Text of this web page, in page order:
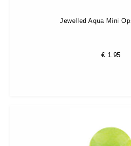
Jewelled Aqua Mini
€ 1.95